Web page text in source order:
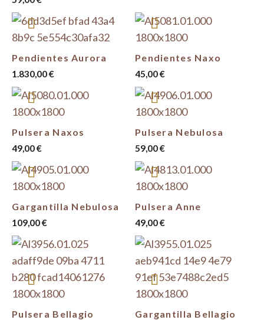
Pendientes Aurora
1.830,00€
Pendientes Naxo
45,00€
Pulsera Naxos
49,00€
Pulsera Nebulosa
59,00€
Gargantilla Nebulosa
109,00€
Pulsera Anne
49,00€
Pulsera Bellagio Gargantilla Bellagio